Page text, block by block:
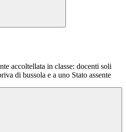
accoltellata in classe: docenti soli
di bussola e a uno Stato assente